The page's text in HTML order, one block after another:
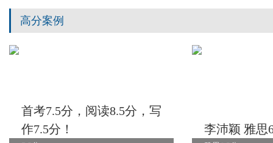
高分案例
首考7.5分，阅读8.5分，写
作7.5分！
李沛颖 雅思